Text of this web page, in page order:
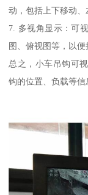
动，包括上下移动、
7. 多视角显示：可
图、俯视图等，以
总之，小车吊钩可
钩的位置、负载等信